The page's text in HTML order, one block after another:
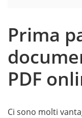
Prima
PDF
Ci sono molti